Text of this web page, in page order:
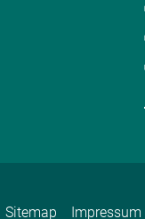
Sitemap Impressum